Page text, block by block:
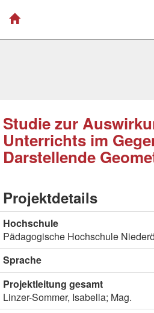
Studie zur
Unterrichts im
Darstellende
Projektdetails
Hochschule
Pädagogische Hochschule
Sprache
Projektleitung gesamt
Linzer-Sommer, Isabella; Mag.